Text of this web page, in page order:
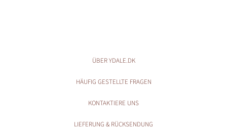
ÜBER YDALE.DK
HÄUFIG GESTELLTE FRAGEN
KONTAKTIERE UNS
LIEFERUNG & RÜCKSENDUNG